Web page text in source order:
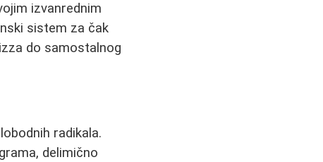
izvanrednim
sistem za čak
do samostalnog
radikala.
delimično